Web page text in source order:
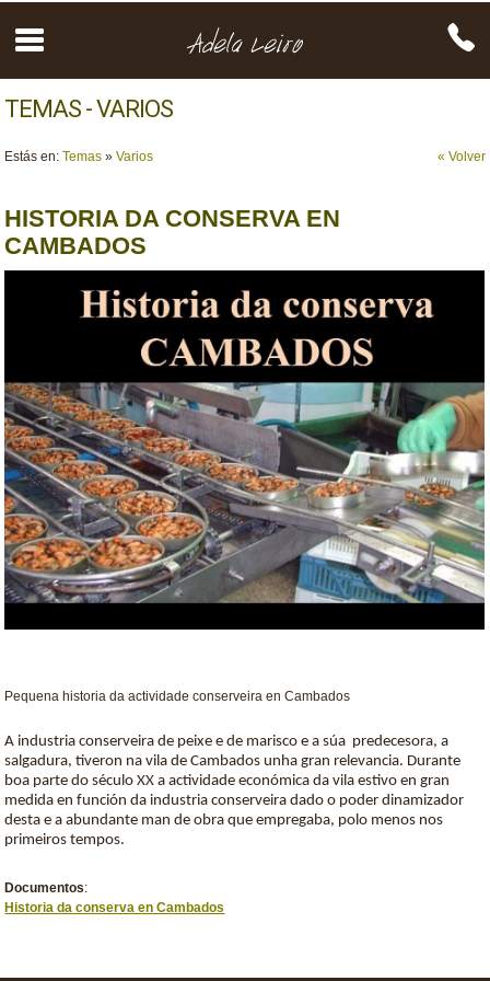
TEMAS - VARIOS
« Volver
Estás en:Temas »Varios
HISTORIA DA CONSERVA EN
CAMBADOS
Pequena historia da actividade conserveira en Cambados
A industria conserveira de peixe e de marisco e a súa predecesora, a
salgadura, tiveron na vila de Cambados unha gran relevancia. Durante
boa parte do século XX a actividade económica da vila estivo en gran
medida en función da industria conserveira dado o poder dinamizador
desta e a abundante man de obra que empregaba, polo menos nos
primeiros tempos.
Documentos:
Historia da conserva en Cambados